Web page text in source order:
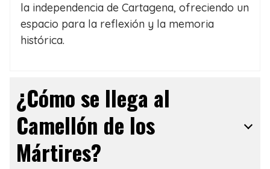
la independencia de Cartagena, ofreciendo un
espacio para la reflexión y la memoria
histórica.
¿Cómo se llega al
Camellón de los
Mártires?